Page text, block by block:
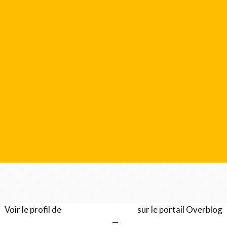
Voir le profil de sur le portail Overblog